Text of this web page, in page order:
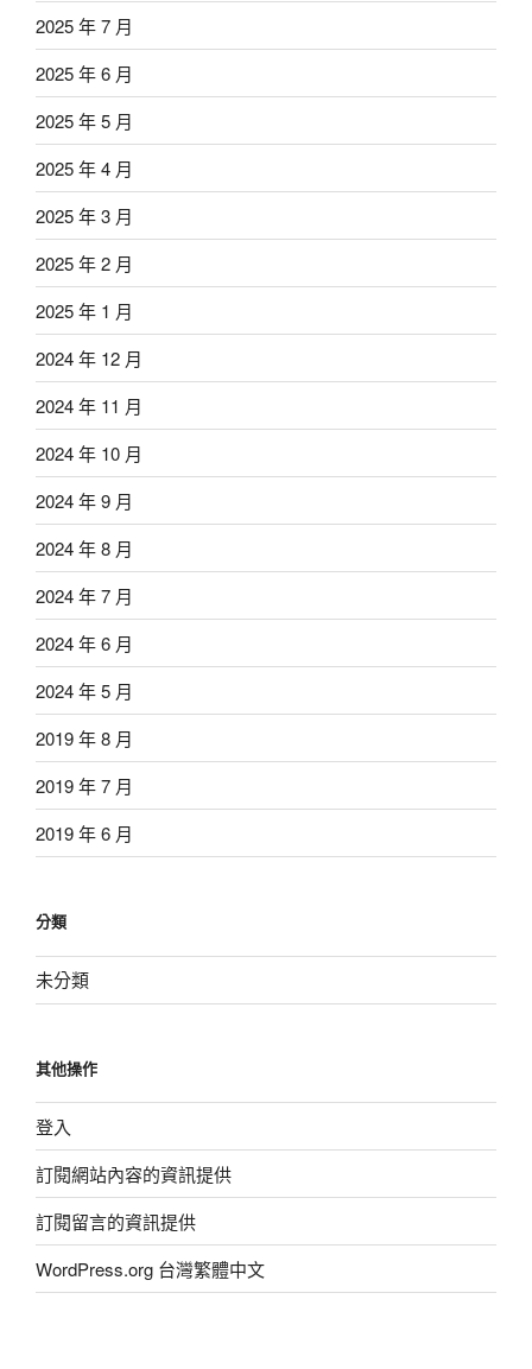
2025 年 7 月
2025 年 6 月
2025 年 5 月
2025 年 4 月
2025 年 3 月
2025 年 2 月
2025 年 1 月
2024 年 12 月
2024 年 11 月
2024 年 10 月
2024 年 9 月
2024 年 8 月
2024 年 7 月
2024 年 6 月
2024 年 5 月
2019 年 8 月
2019 年 7 月
2019 年 6 月
分類
未分類
其他操作
登入
訂閱網站內容的資訊提供
訂閱留言的資訊提供
WordPress.org 台灣繁體中文